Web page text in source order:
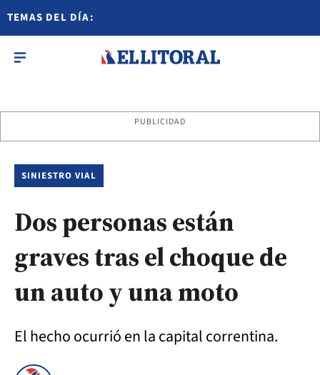
TEMAS DEL DÍA:
PUBLICIDAD
SINIESTRO VIAL
Dos personas están
graves tras el choque de
un auto y una moto
El hecho ocurrió en la capital correntina.